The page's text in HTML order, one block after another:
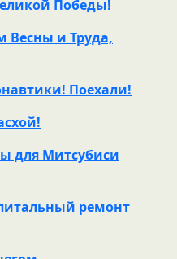
Победы!
Весны и Труда,
Поехали!
для Митсубиси
ремонт